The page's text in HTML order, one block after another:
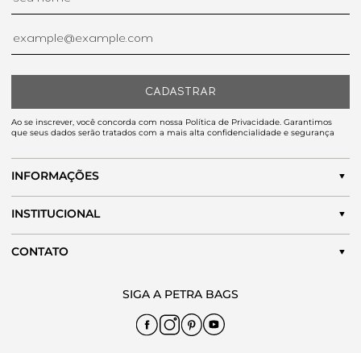
CADASTRAR
Ao se inscrever, você concorda com nossa Política de Privacidade. Garantimos
que seus dados serão tratados com a mais alta confidencialidade e segurança
INFORMAÇÕES
INSTITUCIONAL
CONTATO